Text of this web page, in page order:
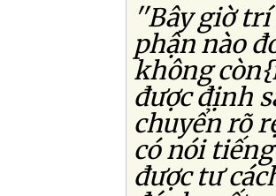
''Bây giờ
phận nào
không
được định
chuyển rõ
có nói
được tư